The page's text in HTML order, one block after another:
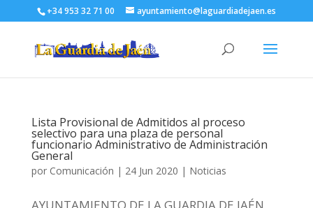
+34 953 32 71 00 ayuntamiento@laguardiadejaen.es
Lista Provisional de Admitidos al proceso
selectivo para una plaza de personal
funcionario Administrativo de Administración
General
por Comunicación | 24 Jun 2020 | Noticias